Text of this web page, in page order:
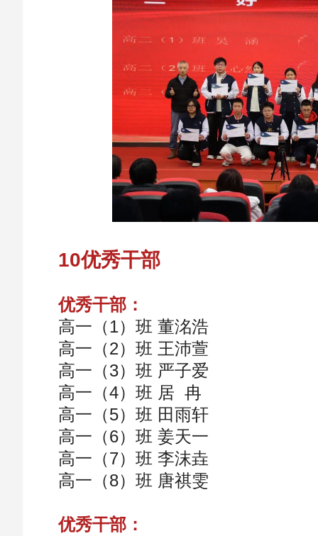
10优秀干部
优秀干部：
高一（1）班 董洺浩
高一（2）班 王沛萱
高一（3）班 严子爱
高一（4）班 居 冉
高一（5）班 田雨轩
高一（6）班 姜天一
高一（7）班 李沫垚
高一（8）班 唐祺雯
优秀干部：